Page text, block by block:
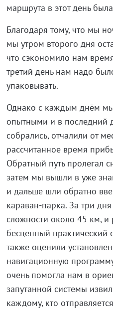
маршрута в этот день
Благодаря тому, что мы
мы утром второго дня
что сэкономило нам
третий день нам надо
упаковывать.
Однако с каждым днём мы
опытными и в последний
собрались, отчалили от
рассчитанное время
Обратный путь пролегал
затем мы вышли в уже
и дальше шли обратно
караван-парка. За три
сложности около 45 км, и
бесценный
также оценили
навигационную
очень помогла нам в
запутанной системы
каждому, кто